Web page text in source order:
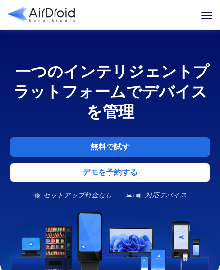
一つのインテリジェントプ
ラットフォームでデバイス
を管理
無料で試す
デモを予約する
セットアップ料金なし 対応デバイス